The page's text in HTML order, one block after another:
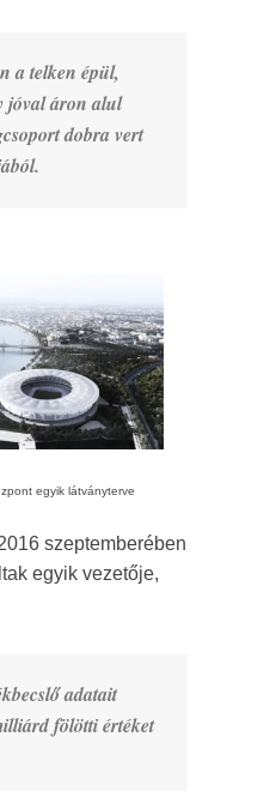
a telken épül,
jóval áron alul
dobra vert
egyik látványterve
szeptemberében
egyik vezetője,
adatait
fölötti értéket